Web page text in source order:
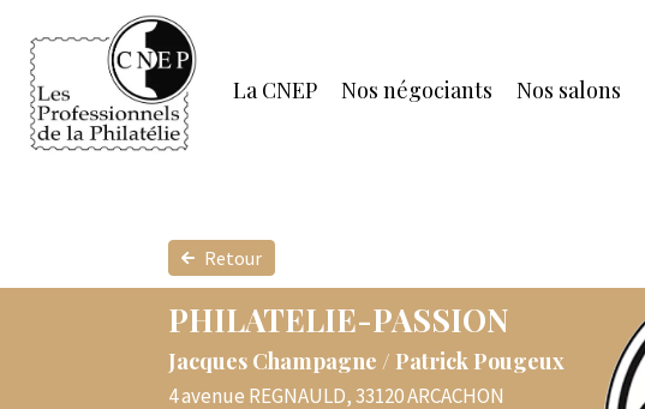
La CNEP Nos négociants Nos salons
Retour
PHILATELIE-PASSION
Jacques Champagne / Patrick Pougeux
4 avenue REGNAULD, 33120 ARCACHON